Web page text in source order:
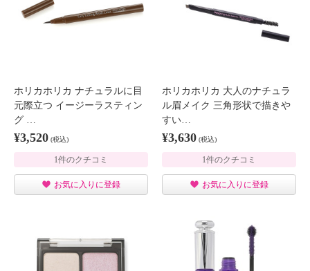
ホリカホリカ ナチュラルに目
元際立つ イージーラスティン
グ …
¥3,520 (税込)
1件のクチコミ
お気に入りに登録
ホリカホリカ 大人のナチュラ
ル眉メイク 三角形状で描きや
すい…
¥3,630 (税込)
1件のクチコミ
お気に入りに登録